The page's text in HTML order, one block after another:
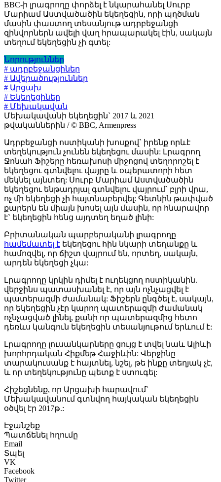
BBC-ի լրագրողը փորձել է նկարահանել Սուրբ
Մարիամ Աստվածածին եկեղեցին, որի պղծման
մասին փաստող տեսանյութ ադրբեջանցի
զինվորներն ավելի վաղ հրապարակել էին, սակայն
տեղում եկեղեցին չի գտել:
Նորություններ
# ադրբեջանցիներ
# Ավերածություններ
# Արցախ
# Եկեղեցիներ
# Մեխակավան
Մեխակավանի եկեղեցին` 2017 և 2021
թվականներին / © BBC, Armenpress
Ադրբեջանցի ոստիկանի խոսքով` իրենք որևէ
տեղեկություն չունեն եկեղեցու մասին: Լրագրող
Ջոնահ Ֆիշերը հեռախոսի միջոցով տեղորոշել է
եկեղեցու գտնվելու վայրը և օպերատորի հետ
մեկնել այնտեղ: Սուրբ Մարիամ Աստվածածին
եկեղեցու ենթադրյալ գտնվելու վայրում` բլրի վրա,
ոչ մի եկեղեցի չի հայտնաբերվել: Գետնին թափված
քարերն են միայն խոսել այն մասին, որ հնարավոր
է` եկեղեցին հենց այդտեղ եղած լինի:
Բրիտանական պարբերականի լրագրողը
համեմատել է եկեղեցու հին նկարի տեղանքը և
համոզվել, որ ճիշտ վայրում են, որտեղ, սակայն,
արդեն եկեղեցի չկա:
Լրագրողը կրկին դիմել է ուղեկցող ոստիկանին.
վերջինս պատասխանել է, որ այն ոչնչացվել է
պատերազմի ժամանակ: Ֆիշերն ընգծել է, սակայն,
որ եկեղեցին չէր կարող պատերազմի ժամանակ
ոչնչացված լինել, քանի որ պատերազմից հետո
դեռևս կանգուն եկեղեցին տեսանյութում երևում է:
Լրագրողը լուսանկարները ցույց է տվել նաև Ալիևի
խորհրդական Հիքմեթ Հաջիևին: Վերջինը
տարակուսանք է հայտնել, նշել, թե ինքը տեղյակ չէ,
և որ տեղեկությունը պետք է ստուգել:
Հիշեցնենք, որ Արցախի հարավում`
Մեխակավանում գտնվող հայկական եկեղեցին
օծվել էր 2017թ.:
Էջանշեք
Պատճենել հղումը
Email
Տպել
VK
Facebook
Twitter